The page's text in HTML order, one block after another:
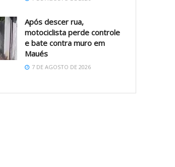
Após descer rua,
motociclista perde controle
e bate contra muro em
Maués
7 DE AGOSTO DE 2026